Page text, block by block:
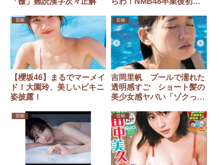
露
芸能
【櫻坂46】まるでマーメイ
ド！大園玲、美しいビキニ
姿披露！
芸能
吉岡里帆 プールで濡れた
透明感すご ショート髪の
美少女感ヤバい「ゾクっと
しすぎる」
芸能 芸能